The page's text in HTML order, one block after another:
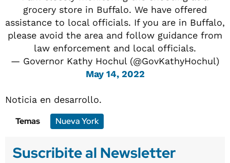
grocery store in Buffalo. We have offered
assistance to local officials. If you are in Buffalo,
please avoid the area and follow guidance from
law enforcement and local officials.
— Governor Kathy Hochul (@GovKathyHochul)
May 14, 2022
Noticia en desarrollo.
Temas
Nueva York
Suscribite al Newsletter